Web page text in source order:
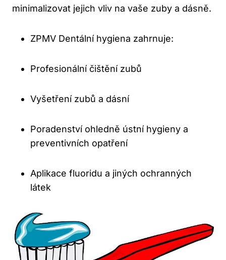
minimalizovat jejich vliv na vaše zuby a dásně.
ZPMV Dentální hygiena zahrnuje:
Profesionální čištění zubů
Vyšetření zubů a dásní
Poradenství ohledně ústní hygieny a
preventivních opatření
Aplikace fluoridu a jiných ochranných
látek